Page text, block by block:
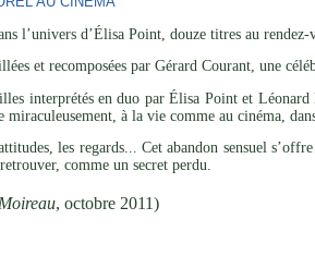
l’univers d’Élisa Point, douze titres au
et recomposées par Gérard Courant, une
interprétés en duo par Élisa Point et
miraculeusement, à la vie comme au cinéma,
les regards... Cet abandon sensuel
comme un secret perdu.
, octobre 2011)